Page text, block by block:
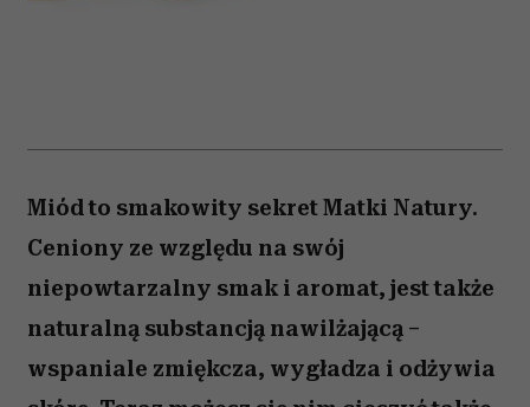
Miód to smakowity sekret Matki Natury.
Ceniony ze względu na swój
niepowtarzalny smak i aromat, jest także
naturalną substancją nawilżającą –
wspaniale zmiękcza, wygładza i odżywia